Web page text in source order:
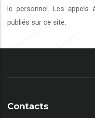
le personnel. Les appels
publiés sur ce site.
Contacts